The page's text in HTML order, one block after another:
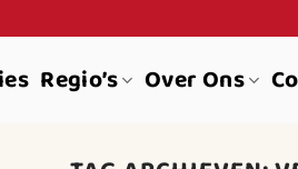
Regio’s Over Ons